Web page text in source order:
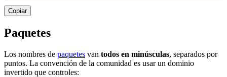
Copiar
Paquetes
Los nombres de paquetes van todos en minúsculas, separados por
puntos. La convención de la comunidad es usar un dominio
invertido que controles: